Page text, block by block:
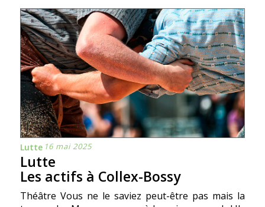
Lutte 16 mai 2025
Lutte
Les actifs à Collex-Bossy
Théâtre Vous ne le saviez peut-être pas mais la